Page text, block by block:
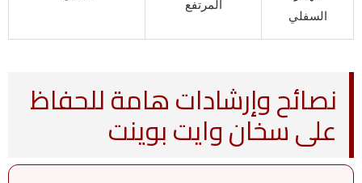
السفلي
المرتفع
نصائح وإرشادات هامة للحفاظ
على سخان وايت بوينت